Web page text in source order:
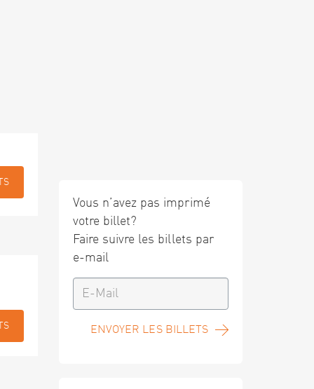
Vous n’avez pas imprimé
votre billet?
Faire suivre les billets par
e-mail
ENVOYER LES BILLETS